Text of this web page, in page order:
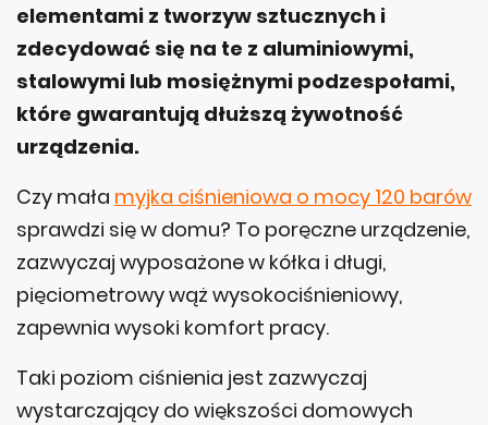
elementami z tworzyw sztucznych i
zdecydować się na te z aluminiowymi,
stalowymi lub mosiężnymi podzespołami,
które gwarantują dłuższą żywotność
urządzenia.
Czy mała myjka ciśnieniowa o mocy 120 barów
sprawdzi się w domu? To poręczne urządzenie,
zazwyczaj wyposażone w kółka i długi,
pięciometrowy wąż wysokociśnieniowy,
zapewnia wysoki komfort pracy.
Taki poziom ciśnienia jest zazwyczaj
wystarczający do większości domowych